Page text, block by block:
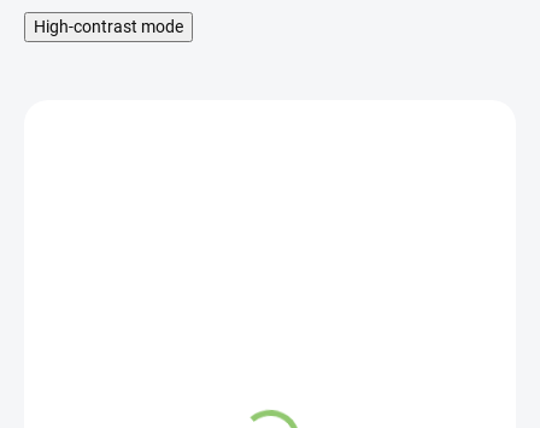
High-contrast mode